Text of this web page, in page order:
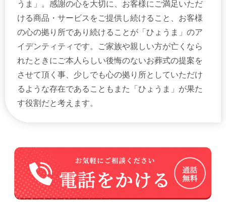
うま」。感謝の心を大切に、お客様にご満足いただ
ける商品・サービスをご提供し続けること、お客様
の心の拠り所であり続けることが「ひょうま」のア
イデンティティです。ご家族や親しい方が亡くなら
れたときにご本人らしい後悔のないお葬式の提案を
させて頂く事、少しでも心の拠り所としていただけ
るような存在であることもまた「ひょうま」が果た
す役割だと考えます。